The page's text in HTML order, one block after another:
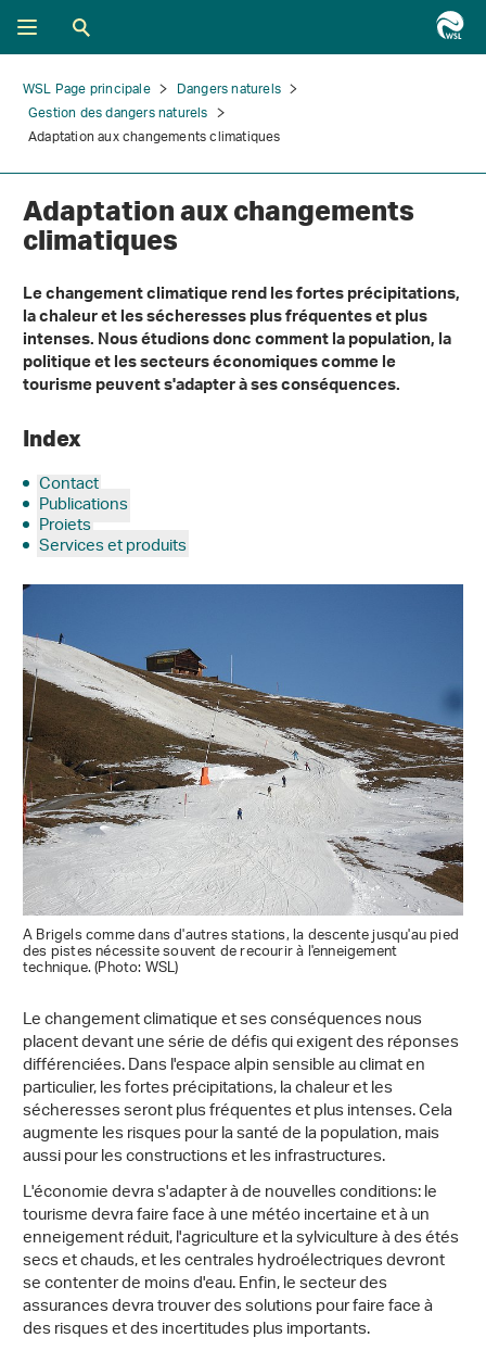
WSL Page principale
Dangers naturels
Gestion des dangers naturels
Adaptation aux changements climatiques
Adaptation aux changements
climatiques
Le changement climatique rend les fortes précipitations,
la chaleur et les sécheresses plus fréquentes et plus
intenses. Nous étudions donc comment la population, la
politique et les secteurs économiques comme le
tourisme peuvent s'adapter à ses conséquences.
Index
Contact
Publications
Projets
Services et produits
A Brigels comme dans d'autres stations, la descente jusqu'au pied
des pistes nécessite souvent de recourir à l'enneigement
technique. (Photo: WSL)
Le changement climatique et ses conséquences nous
placent devant une série de défis qui exigent des réponses
différenciées. Dans l'espace alpin sensible au climat en
particulier, les fortes précipitations, la chaleur et les
sécheresses seront plus fréquentes et plus intenses. Cela
augmente les risques pour la santé de la population, mais
aussi pour les constructions et les infrastructures.
L'économie devra s'adapter à de nouvelles conditions: le
tourisme devra faire face à une météo incertaine et à un
enneigement réduit, l'agriculture et la sylviculture à des étés
secs et chauds, et les centrales hydroélectriques devront
se contenter de moins d'eau. Enfin, le secteur des
assurances devra trouver des solutions pour faire face à
des risques et des incertitudes plus importants.